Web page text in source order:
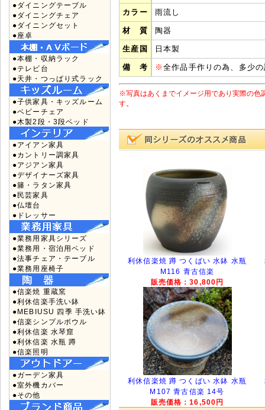
●ダイニングテーブル
●ダイニングチェア
●ダイニングセット
●座卓
●本棚・収納ラック
●テレビ台
●天井・つっぱり式ラック
●子供家具・キッズルーム
●ベビーチェア
●木製2段・3段ベッド
●アイアン家具
●カントリー調家具
●アジアン家具
●デザイナーズ家具
●籐・ラタン家具
●民芸家具
●仏壇台
●ドレッサー
●業務用家具シリーズ
●業務用・宿泊用ベッド
●法事チェア・テーブル
●業務用座椅子
●信楽焼 重蔵窯
●利休信楽手洗い鉢
●MEBIUSU 四季 手洗い鉢
●信楽シンプルボウル
●利休信楽 水琴窟
●利休信楽 水瓶 蹲
●信楽照明
●ガーデン家具
●室外機カバー
●その他
カラー 雨流し
材 質 陶器
生産国 日本製
備 考 ※全作品手作りの為、多少
※写真はあくまでイメージ用であり実際の色
す。
利休信楽焼 蹲 つくばい 水鉢 水瓶
M116 青古信楽
販売価格：30,800円
利休信楽焼 蹲 つくばい 水鉢 水瓶
M107 青古信楽 14号
販売価格：16,500円